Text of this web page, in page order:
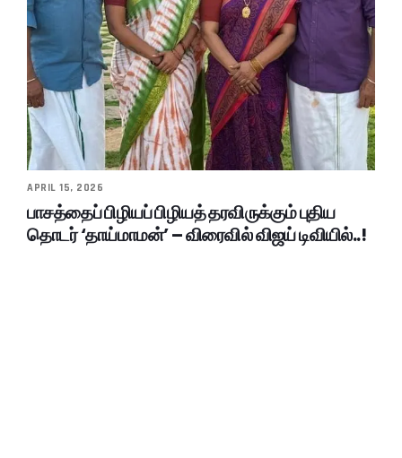
APRIL 15, 2026
பாசத்தைப் பிழியப் பிழியத் தரவிருக்கும் புதிய
தொடர் ‘தாய்மாமன்’ – விரைவில் விஜய் டிவியில்..!